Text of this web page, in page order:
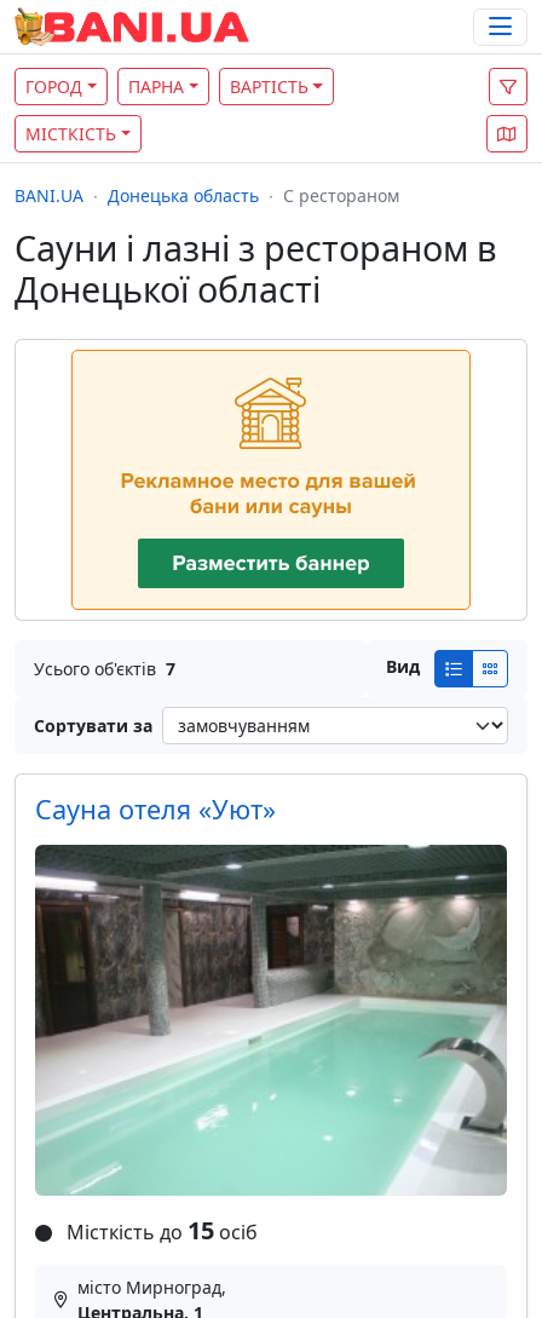
ГОРОД ПАРНА ВАРТІСТЬ
МІСТКІСТЬ
BANI.UA Донецька область С рестораном
Сауни і лазні з рестораном в
Донецької області
Усього об'єктів 7 Вид
Сортувати за
Сауна отеля «Уют»
Місткість до 15 осіб
місто Мирноград,
Центральна, 1